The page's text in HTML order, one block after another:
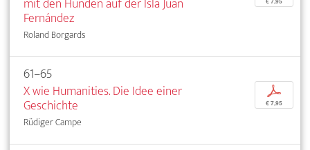
Fernández
Roland Borgards
61–65
X wie Humanities. Die Idee einer
Geschichte
Rüdiger Campe
p
€ 7,95